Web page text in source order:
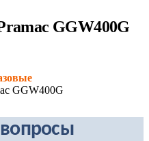
GGW400G
GGW400G